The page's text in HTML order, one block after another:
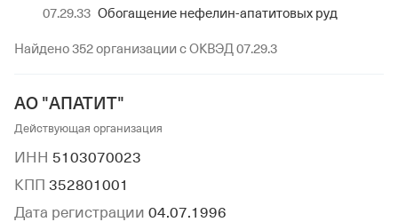
07.29.33 Обогащение нефелин-апатитовых руд
Найдено 352 организации с ОКВЭД 07.29.3
АО "АПАТИТ"
Действующая организация
ИНН 5103070023
КПП 352801001
Дата регистрации 04.07.1996